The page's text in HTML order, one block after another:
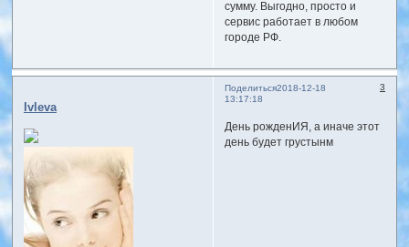
сумму. Выгодно, просто и
сервис работает в любом
городе РФ.
Поделиться 3
2018-12-18
13:17:18
Ivleva
День рожденИЯ, а иначе этот
день будет грустынм